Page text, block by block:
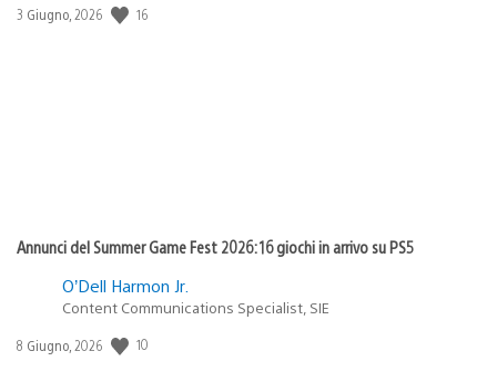
Data
3 Giugno, 2026 16
Annunci del Summer Game Fest 2026: 16 giochi in arrivo su PS5
O’Dell Harmon Jr.
Content Communications Specialist, SIE
Data
8 Giugno, 2026 10